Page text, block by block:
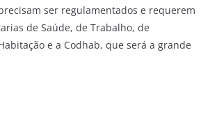
ser regulamentados e requerem
de Saúde, de Trabalho, de
e a Codhab, que será a grande